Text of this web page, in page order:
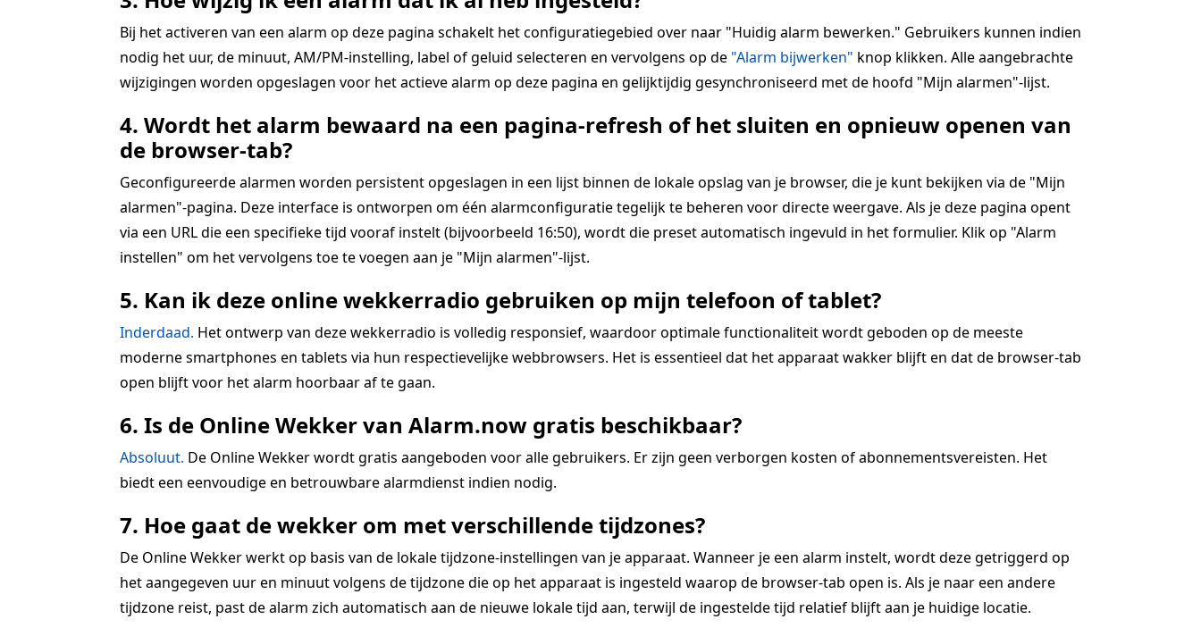
Bij het activeren van een alarm op deze pagina schakelt het configuratiegebied over naar "Huidig alarm bewerken." Gebruikers kunnen indien
nodig het uur, de minuut, AM/PM-instelling, label of geluid selecteren en vervolgens op de "Alarm bijwerken" knop klikken. Alle aangebrachte
wijzigingen worden opgeslagen voor het actieve alarm op deze pagina en gelijktijdig gesynchroniseerd met de hoofd "Mijn alarmen"-lijst.
4. Wordt het alarm bewaard na een pagina-refresh of het sluiten en opnieuw openen van
de browser-tab?
Geconfigureerde alarmen worden persistent opgeslagen in een lijst binnen de lokale opslag van je browser, die je kunt bekijken via de "Mijn
alarmen"-pagina. Deze interface is ontworpen om één alarmconfiguratie tegelijk te beheren voor directe weergave. Als je deze pagina opent
via een URL die een specifieke tijd vooraf instelt (bijvoorbeeld 16:50), wordt die preset automatisch ingevuld in het formulier. Klik op "Alarm
instellen" om het vervolgens toe te voegen aan je "Mijn alarmen"-lijst.
5. Kan ik deze online wekkerradio gebruiken op mijn telefoon of tablet?
Inderdaad. Het ontwerp van deze wekkerradio is volledig responsief, waardoor optimale functionaliteit wordt geboden op de meeste
moderne smartphones en tablets via hun respectievelijke webbrowsers. Het is essentieel dat het apparaat wakker blijft en dat de browser-tab
open blijft voor het alarm hoorbaar af te gaan.
6. Is de Online Wekker van Alarm.now gratis beschikbaar?
Absoluut. De Online Wekker wordt gratis aangeboden voor alle gebruikers. Er zijn geen verborgen kosten of abonnementsvereisten. Het
biedt een eenvoudige en betrouwbare alarmdienst indien nodig.
7. Hoe gaat de wekker om met verschillende tijdzones?
De Online Wekker werkt op basis van de lokale tijdzone-instellingen van je apparaat. Wanneer je een alarm instelt, wordt deze getriggerd op
het aangegeven uur en minuut volgens de tijdzone die op het apparaat is ingesteld waarop de browser-tab open is. Als je naar een andere
tijdzone reist, past de alarm zich automatisch aan de nieuwe lokale tijd aan, terwijl de ingestelde tijd relatief blijft aan je huidige locatie.